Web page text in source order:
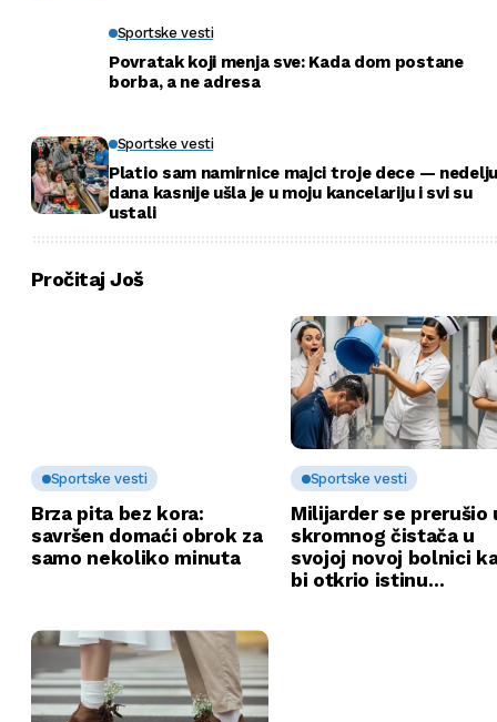
Sportske vesti
Povratak koji menja sve: Kada dom postane
borba, a ne adresa
Sportske vesti
Platio sam namirnice majci troje dece — nedelju
dana kasnije ušla je u moju kancelariju i svi su
ustali
Pročitaj Još
Sportske vesti
Brza pita bez kora:
savršen domaći obrok za
samo nekoliko minuta
Sportske vesti
Milijarder se prerušio
skromnog čistača u
svojoj novoj bolnici
bi otkrio istinu…